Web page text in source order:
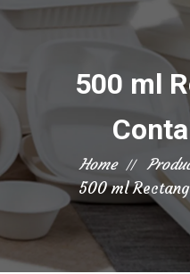
500 ml
Home
500 ml